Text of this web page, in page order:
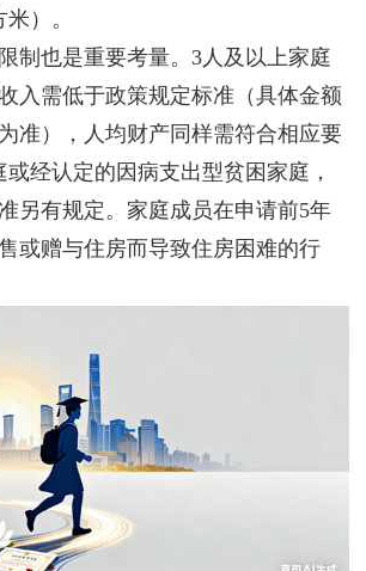
）。
也是重要考量。3人及以上家庭
入需低于政策规定标准（具体金额
准），人均财产同样需符合相应要
经认定的因病支出型贫困家庭，
另有规定。家庭成员在申请前5年
或赠与住房而导致住房困难的行